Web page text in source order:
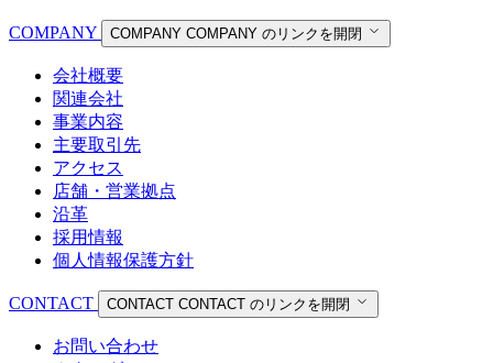
COMPANY COMPANY COMPANY のリンクを開閉
会社概要
関連会社
事業内容
主要取引先
アクセス
店舗・営業拠点
沿革
採用情報
個人情報保護方針
CONTACT CONTACT CONTACT のリンクを開閉
お問い合わせ